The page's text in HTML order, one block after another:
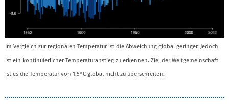
Im Vergleich zur regionalen Temperatur ist die Abweichung global geringer. Jedoch
ist ein kontinuierlicher Temperaturanstieg zu erkennen. Ziel der Weltgemeinschaft
ist es die Temperatur von 1.5°C global nicht zu überschreiten.